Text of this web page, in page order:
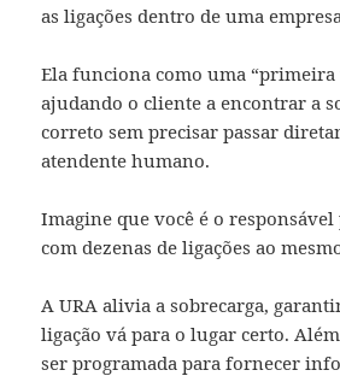
as ligações dentro de uma
Ela funciona como uma “primeira
ajudando o cliente a encontrar a
correto sem precisar passar
atendente humano.
Imagine que você é o
com dezenas de ligações ao
A URA alivia a sobrecarga,
ligação vá para o lugar certo.
ser programada para fornecer